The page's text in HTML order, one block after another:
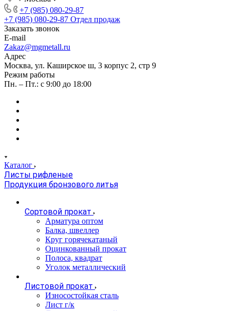
+7 (985) 080-29-87
+7 (985) 080-29-87 Отдел продаж
Заказать звонок
E-mail
Zakaz@mgmetall.ru
Адрес
Москва, ул. Каширское ш, 3 корпус 2, стр 9
Режим работы
Пн. – Пт.: с 9:00 до 18:00
Каталог
Листы рифленые
Продукция бронзового литья
Сортовой прокат
Арматура оптом
Балка, швеллер
Круг горячекатаный
Оцинкованный прокат
Полоса, квадрат
Уголок металлический
Листовой прокат
Износостойкая сталь
Лист г/к